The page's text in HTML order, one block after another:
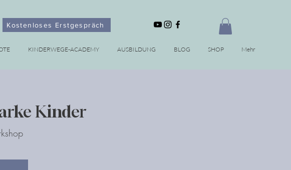
Kostenloses Erstgespräch
KINDERWEGE-ACADEMY AUSBILDUNG BLOG SHOP Mehr
Kinder